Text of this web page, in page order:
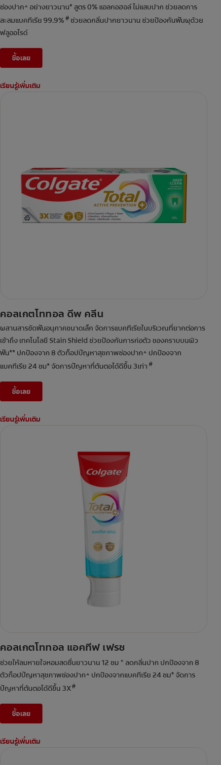
ช่องปาก^ อย่างยาวนาน* สูตร 0% แอลกอฮอล์ ไม่แสบปาก ช่วยลดการ
สะสมแบคทีเรีย 99.9%# ช่วยลดกลิ่นปากยาวนาน ช่วยป้องกันฟันผุด้วย
ฟลูออไรด์
ซื้อเลย
เรียนรู้เพิ่มเติม
คอลเกตโททอล ดีพ คลีน
ผสานสารขัดฟันอนุภาคขนาดเล็ก จัดการแบคทีเรียในบริเวณที่ยากต่อการ
เข้าถึง เทคโนโลยี Stain Shield ช่วยป้องกันการก่อตัว ของคราบบนผิว
ฟัน** ปกป้องจาก 8 ตัวท็อปปัญหาสุขภาพช่องปาก^ ปกป้องจาก
แบคทีเรีย 24 ชม* จัดการปัญหาที่ต้นตอได้ดีขึ้น 3เท่า #
ซื้อเลย
เรียนรู้เพิ่มเติม
คอลเกตโททอล แอคทีฟ เฟรช
ช่วยให้ลมหายใจหอมสดชื่นยาวนาน 12 ชม + ลดกลิ่นปาก ปกป้องจาก 8
ตัวท็อปปัญหาสุขภาพช่องปาก^ ปกป้องจากแบคทีเรีย 24 ชม* จัดการ
ปัญหาที่ต้นตอได้ดีขึ้น 3X#
ซื้อเลย
เรียนรู้เพิ่มเติม